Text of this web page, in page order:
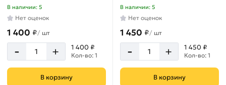
окрашенная сталь
ЛТ2550Мп
В наличии: 5
Нет оценок
1 400 ₽/ шт
- + 1 400 ₽
Кол-во: 1
В корзину
окрашенная сталь
ЛТ3050Мп
В наличии: 5
Нет оценок
1 450 ₽/ шт
- + 1 450 ₽
Кол-во: 1
В корзину